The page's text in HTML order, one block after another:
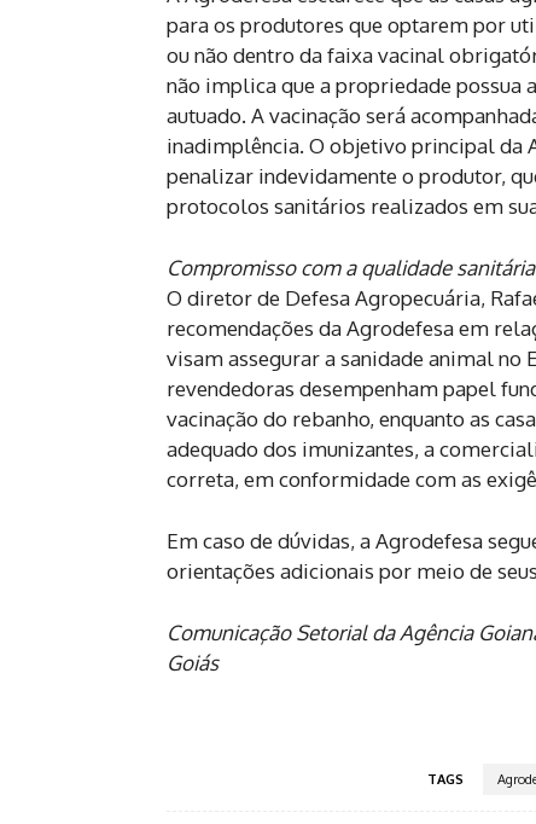
para os produtores que optarem por
ou não dentro da faixa vacinal
não implica que a propriedade possua
autuado. A vacinação será
inadimplência. O objetivo principal da
penalizar indevidamente o produtor,
protocolos sanitários realizados em
Compromisso com a qualidade sanitária
O diretor de Defesa Agropecuária,
recomendações da Agrodefesa em
visam assegurar a sanidade animal no
revendedoras desempenham papel
vacinação do rebanho, enquanto as
adequado dos imunizantes, a
correta, em conformidade com as
Em caso de dúvidas, a Agrodefesa
orientações adicionais por meio de
Comunicação Setorial da Agência
Goiás
TAGS